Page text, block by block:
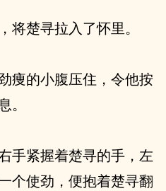
将楚寻拉入了怀里。
痩的小腹压住，令他按
。
手紧握着楚寻的手，左
个使劲，便抱着楚寻翻